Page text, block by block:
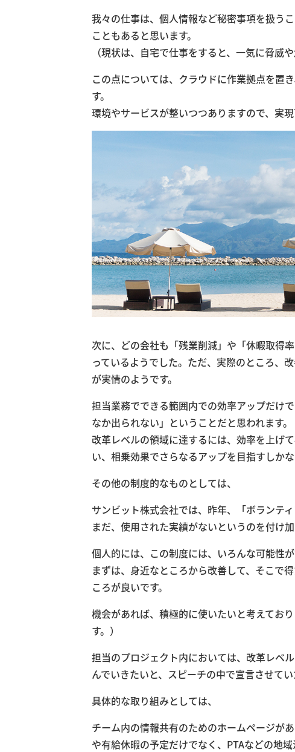
我々の仕事は、個人情報など秘密事項を扱う
こともあると思います。
（現状は、自宅で仕事をすると、一気に脅威
この点については、クラウドに作業拠点を置
す。
環境やサービスが整いつつありますので、実
次に、どの会社も「残業削減」や「休暇取得
っているようでした。ただ、実際のところ、
が実情のようです。
担当業務でできる範囲内での効率アップだけ
なか出られない」ということだと思われます。
改革レベルの領域に達するには、効率を上げ
い、相乗効果でさらなるアップを目指すしか
その他の制度的なものとしては、
サンビット株式会社では、昨年、「ボランテ
まだ、使用された実績がないというのを付け
個人的には、この制度には、いろんな可能性
まずは、身近なところから改善して、そこで
ころが良いです。
機会があれば、積極的に使いたいと考えてお
す。）
担当のプロジェクト内においては、改革レベ
んでいきたいと、スピーチの中で宣言させてい
具体的な取り組みとしては、
チーム内の情報共有のためのホームページが
や有給休暇の予定だけでなく、PTAなどの地